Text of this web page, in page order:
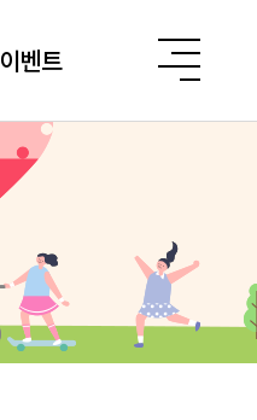
이벤트